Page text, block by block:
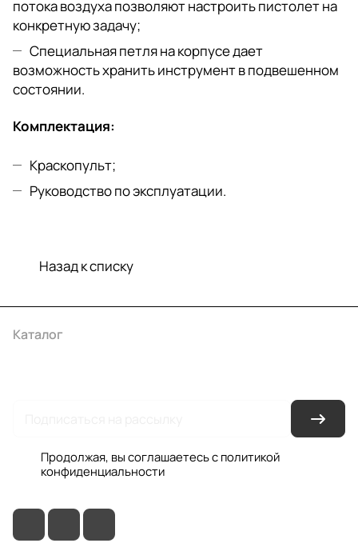
потока воздуха позволяют настроить пистолет на
конкретную задачу;
Специальная петля на корпусе дает
возможность хранить инструмент в подвешенном
состоянии.
Комплектация:
Краскопульт;
Руководство по эксплуатации.
Назад к списку
Каталог
Продолжая, вы соглашаетесь с политикой
конфиденциальности